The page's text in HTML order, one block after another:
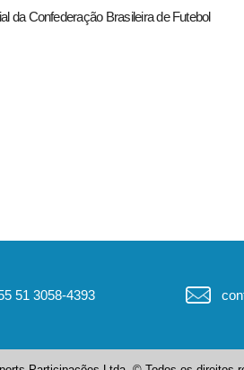
da Confederação Brasileira de Futebol
51 3058-4393